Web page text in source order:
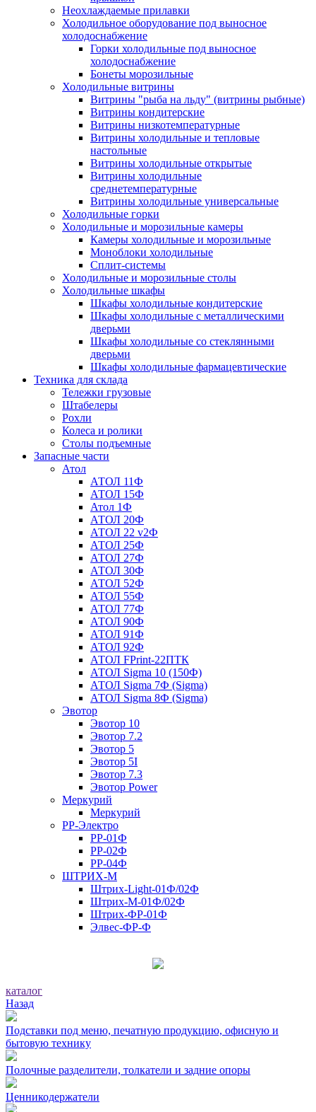
Неохлаждаемые прилавки
Холодильное оборудование под выносное
холодоснабжение
Горки холодильные под выносное
холодоснабжение
Бонеты морозильные
Холодильные витрины
Витрины "рыба на льду" (витрины рыбные)
Витрины кондитерские
Витрины низкотемпературные
Витрины холодильные и тепловые
настольные
Витрины холодильные открытые
Витрины холодильные
среднетемпературные
Витрины холодильные универсальные
Холодильные горки
Холодильные и морозильные камеры
Камеры холодильные и морозильные
Моноблоки холодильные
Сплит-системы
Холодильные и морозильные столы
Холодильные шкафы
Шкафы холодильные кондитерские
Шкафы холодильные с металлическими
дверьми
Шкафы холодильные со стеклянными
дверьми
Шкафы холодильные фармацевтические
Техника для склада
Тележки грузовые
Штабелеры
Рохли
Колеса и ролики
Столы подъемные
Запасные части
Атол
АТОЛ 11Ф
АТОЛ 15Ф
Атол 1Ф
АТОЛ 20Ф
АТОЛ 22 v2Ф
АТОЛ 25Ф
АТОЛ 27Ф
АТОЛ 30Ф
АТОЛ 52Ф
АТОЛ 55Ф
АТОЛ 77Ф
АТОЛ 90Ф
АТОЛ 91Ф
АТОЛ 92Ф
АТОЛ FPrint-22ПТК
АТОЛ Sigma 10 (150Ф)
АТОЛ Sigma 7Ф (Sigma)
АТОЛ Sigma 8Ф (Sigma)
Эвотор
Эвотор 10
Эвотор 7.2
Эвотор 5
Эвотор 5I
Эвотор 7.3
Эвотор Power
Меркурий
Меркурий
РР-Электро
РР-01Ф
РР-02Ф
РР-04Ф
ШТРИХ-М
Штрих-Light-01Ф/02Ф
Штрих-М-01Ф/02Ф
Штрих-ФР-01Ф
Элвес-ФР-Ф
каталог
Назад
Подставки под меню, печатную продукцию, офисную и
бытовую технику
Полочные разделители, толкатели и задние опоры
Ценникодержатели